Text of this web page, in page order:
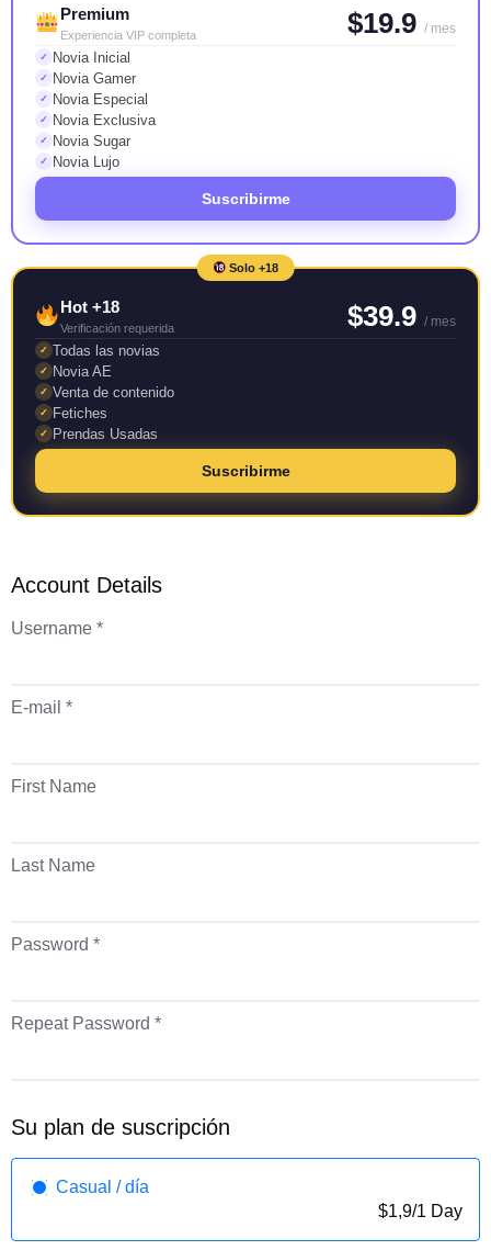
Premium
Experiencia VIP completa $19.9 / mes
✓ Novia Inicial
✓ Novia Gamer
✓ Novia Especial
✓ Novia Exclusiva
✓ Novia Sugar
✓ Novia Lujo
Suscribirme
Solo +18
Hot +18
Verificación requerida $39.9 / mes
✓ Todas las novias
✓ Novia AE
✓ Venta de contenido
✓ Fetiches
✓ Prendas Usadas
Suscribirme
Account Details
Username *
E-mail *
First Name
Last Name
Password *
Repeat Password *
Su plan de suscripción
Casual / día
$1,9/1 Day